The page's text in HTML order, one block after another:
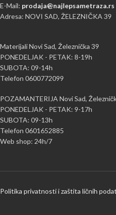
E-Mail: prodaja@najlepsametraza.rs
Adresa: NOVI SAD, ŽELEZNIČKA 39
Materijali Novi Sad, Železnička 39
PONEDELJAK - PETAK: 8-19h
SUBOTA: 09-14h
Telefon 0600772099
POZAMANTERIJA Novi Sad,
PONEDELJAK - PETAK: 9-17h
SUBOTA: 09-13h
Telefon 0601652885
Web shop: 24h/7
Politika privatnosti i zaštita ličnih